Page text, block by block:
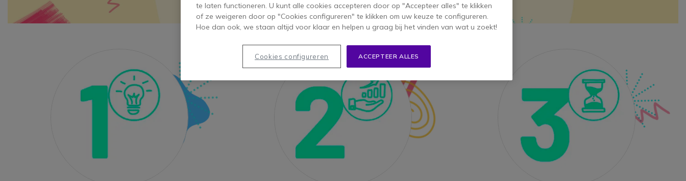
te laten functioneren. U kunt alle cookies accepteren door op "Accepteer alles" te klikken
of ze weigeren door op "Cookies configureren" te klikken om uw keuze te configureren.
Hoe dan ook, we staan altijd voor klaar en helpen u graag bij het vinden van wat u zoekt!
ACCEPTEER ALLES
Cookies configureren